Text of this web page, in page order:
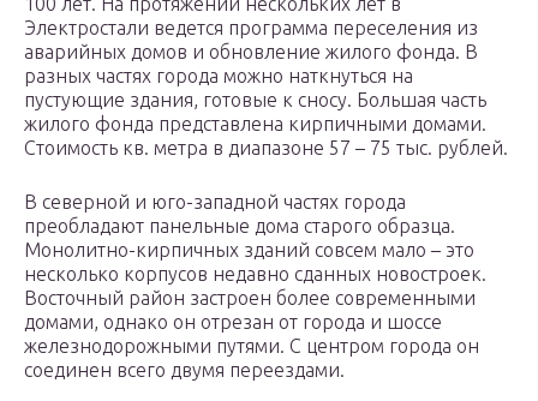
Электростали ведется программа переселения из
аварийных домов и обновление жилого фонда. В
разных частях города можно наткнуться на
пустующие здания, готовые к сносу. Большая часть
жилого фонда представлена кирпичными домами.
Стоимость кв. метра в диапазоне 57 – 75 тыс. рублей.
В северной и юго-западной частях города
преобладают панельные дома старого образца.
Монолитно-кирпичных зданий совсем мало – это
несколько корпусов недавно сданных новостроек.
Восточный район застроен более современными
домами, однако он отрезан от города и шоссе
железнодорожными путями. С центром города он
соединен всего двумя переездами.